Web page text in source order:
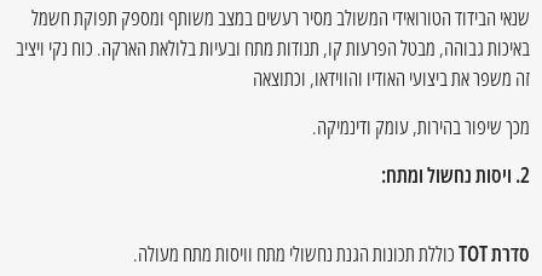
שנאי הבידוד הטורואידי המשולב מסיר רעשים במצב משותף ומספק תפוקת חשמל
באיכות גבוהה, מבטל הפרעות קו, תנודות מתח ובעיות בלולאת הארקה. כוח נקי ויציב
זה משפר את ביצועי האודיו והווידאו, וכתוצאה
מכך שיפור בהירות, עומק ודינמיקה.
2. ויסות נחשול ומתח:
סדרת TOT
כוללת תכונות הגנת נחשולי מתח וויסות מתח מעולה.